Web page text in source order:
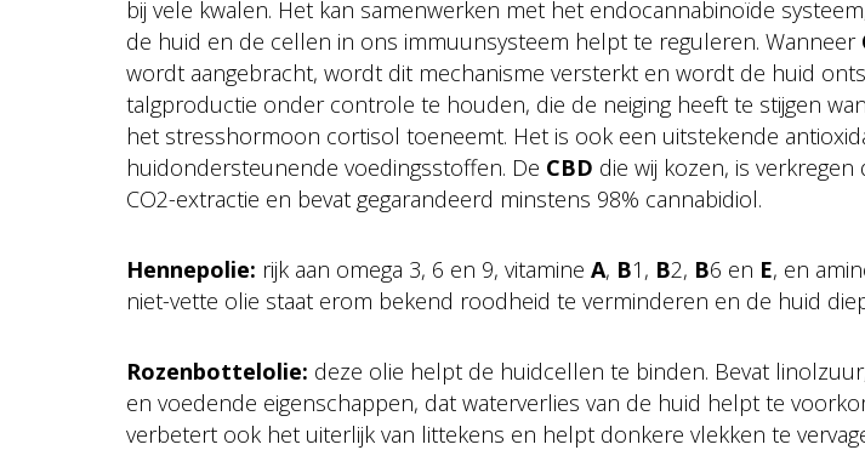
bij vele kwalen. Het kan samenwerken met het endocannabinoïde
de huid en de cellen in ons immuunsysteem helpt te reguleren. Wanneer
wordt aangebracht, wordt dit mechanisme versterkt en wordt de huid
talgproductie onder controle te houden, die de neiging heeft te stijgen
het stresshormoon cortisol toeneemt. Het is ook een uitstekende
huidondersteunende voedingsstoffen. De CBD die wij kozen, is
CO2-extractie en bevat gegarandeerd minstens 98% cannabidiol.
Hennepolie: rijk aan omega 3, 6 en 9, vitamine A, B1, B2, B6 en E, en
niet-vette olie staat erom bekend roodheid te verminderen en de huid
Rozenbottelolie: deze olie helpt de huidcellen te binden. Bevat
en voedende eigenschappen, dat waterverlies van de huid helpt te
verbetert ook het uiterlijk van littekens en helpt donkere vlekken te